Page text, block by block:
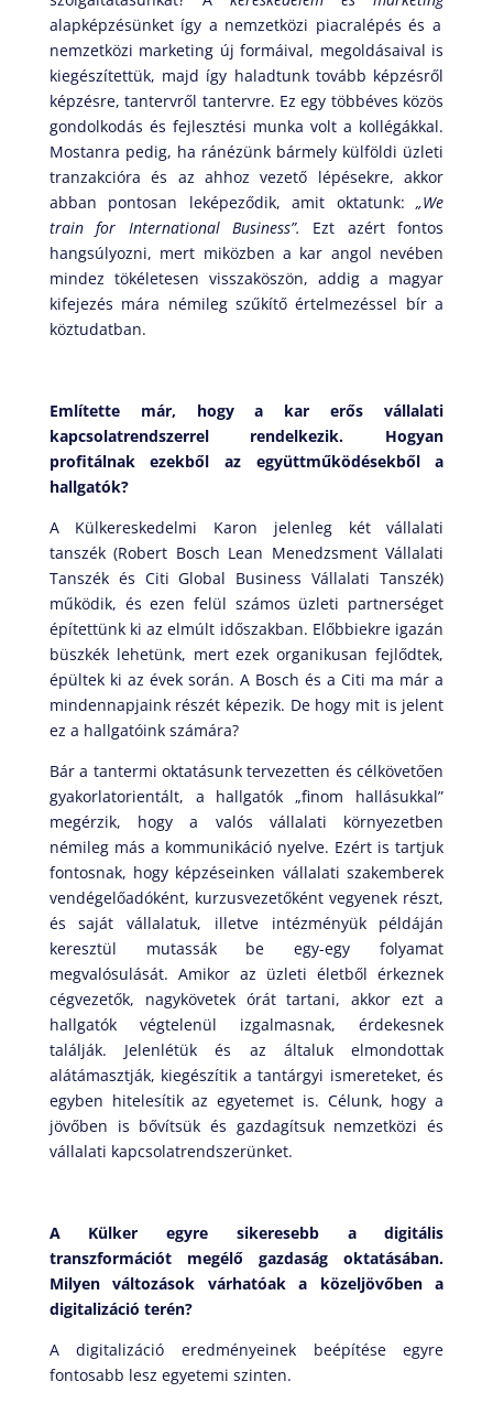
alapképzésünket így a nemzetközi piacralépés és a
nemzetközi marketing új formáival, megoldásaival is
kiegészítettük, majd így haladtunk tovább képzésről
képzésre, tantervről tantervre. Ez egy többéves közös
gondolkodás és fejlesztési munka volt a kollégákkal.
Mostanra pedig, ha ránézünk bármely külföldi üzleti
tranzakcióra és az ahhoz vezető lépésekre, akkor
abban pontosan leképeződik, amit oktatunk:„We
train for International Business”. Ezt azért fontos
hangsúlyozni, mert miközben a kar angol nevében
mindez tökéletesen visszaköszön, addig a magyar
kifejezés mára némileg szűkítő értelmezéssel bír a
köztudatban.
Említette már, hogy a kar erős vállalati
kapcsolatrendszerrel rendelkezik. Hogyan
profitálnak ezekből az együttműködésekből a
hallgatók?
A Külkereskedelmi Karon jelenleg két vállalati
tanszék (Robert Bosch Lean Menedzsment Vállalati
Tanszék és Citi Global Business Vállalati Tanszék)
működik, és ezen felül számos üzleti partnerséget
építettünk ki az elmúlt időszakban. Előbbiekre igazán
büszkék lehetünk, mert ezek organikusan fejlődtek,
épültek ki az évek során. A Bosch és a Citi ma már a
mindennapjaink részét képezik. De hogy mit is jelent
ez a hallgatóink számára?
Bár a tantermi oktatásunk tervezetten és célkövetően
gyakorlatorientált, a hallgatók „finom hallásukkal”
megérzik, hogy a valós vállalati környezetben
némileg más a kommunikáció nyelve. Ezért is tartjuk
fontosnak, hogy képzéseinken vállalati szakemberek
vendégelőadóként, kurzusvezetőként vegyenek részt,
és saját vállalatuk, illetve intézményük példáján
keresztül mutassák be egy-egy folyamat
megvalósulását. Amikor az üzleti életből érkeznek
cégvezetők, nagykövetek órát tartani, akkor ezt a
hallgatók végtelenül izgalmasnak, érdekesnek
találják. Jelenlétük és az általuk elmondottak
alátámasztják, kiegészítik a tantárgyi ismereteket, és
egyben hitelesítik az egyetemet is. Célunk, hogy a
jövőben is bővítsük és gazdagítsuk nemzetközi és
vállalati kapcsolatrendszerünket.
A Külker egyre sikeresebb a digitális
transzformációt megélő gazdaság oktatásában.
Milyen változások várhatóak a közeljövőben a
digitalizáció terén?
A digitalizáció eredményeinek beépítése egyre
fontosabb lesz egyetemi szinten.